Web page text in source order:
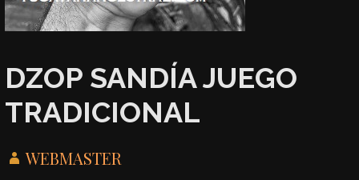
DZOP SANDÍA JUEGO
TRADICIONAL
WEBMASTER